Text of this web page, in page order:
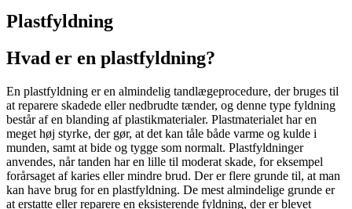
Plastfyldning
Hvad er en plastfyldning?
En plastfyldning er en almindelig tandlægeprocedure, der bruges til
at reparere skadede eller nedbrudte tænder, og denne type fyldning
består af en blanding af plastikmaterialer. Plastmaterialet har en
meget høj styrke, der gør, at det kan tåle både varme og kulde i
munden, samt at bide og tygge som normalt. Plastfyldninger
anvendes, når tanden har en lille til moderat skade, for eksempel
forårsaget af karies eller mindre brud. Der er flere grunde til, at man
kan have brug for en plastfyldning. De mest almindelige grunde er
at erstatte eller reparere en eksisterende fyldning, der er blevet